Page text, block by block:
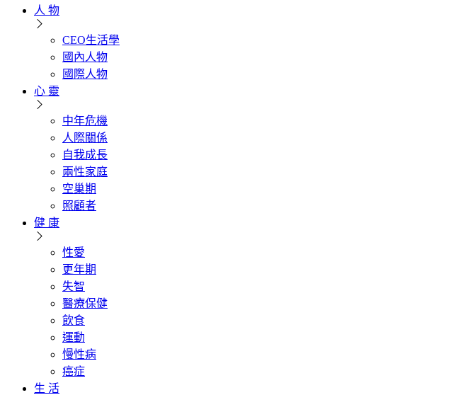
人 物
CEO生活學
國內人物
國際人物
心 靈
中年危機
人際關係
自我成長
兩性家庭
空巢期
照顧者
健 康
性愛
更年期
失智
醫療保健
飲食
運動
慢性病
癌症
生 活